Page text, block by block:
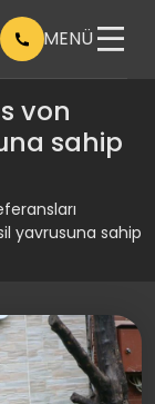
MENÜ
von
sahip
yavrusuna sahip